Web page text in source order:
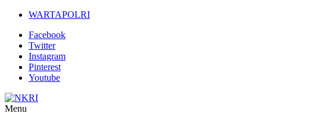
Lompat
konten
WARTAPOLRI
Facebook
Twitter
Instagram
Pinterest
Youtube
Menu